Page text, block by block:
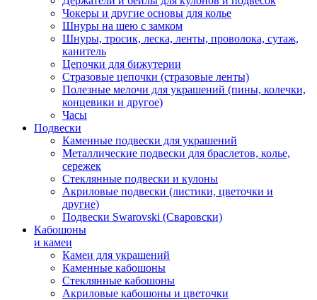
Чокеры и другие основы для колье
Шнуры на шею с замком
Шнуры, тросик, леска, ленты, проволока, сутаж,
канитель
Цепочки для бижутерии
Стразовые цепочки (стразовые ленты)
Полезные мелочи для украшений (пины, колечки,
концевики и другое)
Часы
Подвески
Каменные подвески для украшений
Металлические подвески для браслетов, колье,
сережек
Стеклянные подвески и кулоны
Акриловые подвески (листики, цветочки и
другие)
Подвески Swarovski (Сваровски)
Кабошоны
и камеи
Камеи для украшений
Каменные кабошоны
Стеклянные кабошоны
Акриловые кабошоны и цветочки